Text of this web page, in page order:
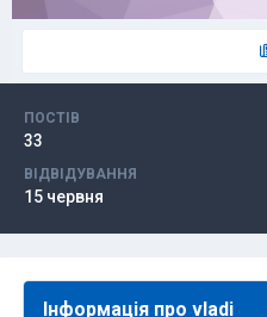
ПОСТІВ
33
ВІДВІДУВАННЯ
15 червня
Інформація про vladi